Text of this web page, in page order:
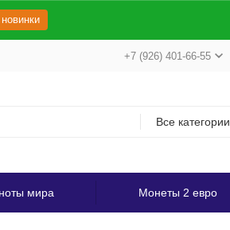
+7 (926) 401-66-55
Все категории
мира Монеты 2 евро